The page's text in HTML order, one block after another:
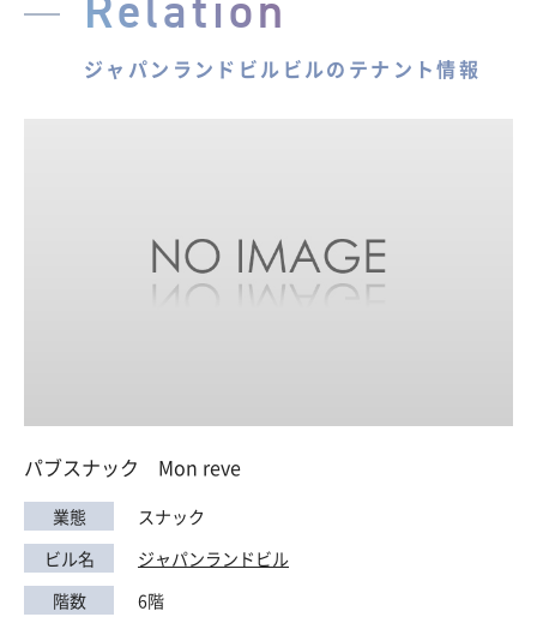
Relation
ジャパンランドビルビルのテナント情報
パブスナック Mon reve
業態
スナック
ビル名
ジャパンランドビル
階数
6階